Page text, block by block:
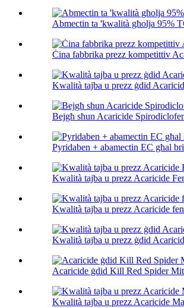
Abmectin ta 'kwalità għolja 95%
Ċina fabbrika prezz kompetittiv
Kwalità tajba u prezz ġdid
Bejgħ sħun Acaricide
Pyridaben + abamectin EC għal
Kwalità tajba u prezz Acaricide
Kwalità tajba u prezz Acaricide
Kwalità tajba u prezz ġdid
Acaricide ġdid Kill Red Spider
Kwalità tajba u prezz Acaricide